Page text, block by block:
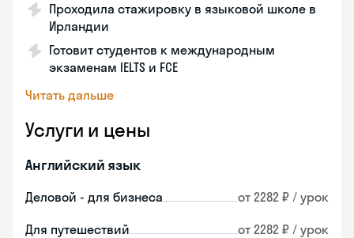
Проходила стажировку в языковой школе в
Ирландии
Готовит студентов к международным
экзаменам IELTS и FCE
Читать дальше
Услуги и цены
Английский язык
Деловой - для бизнеса от 2282 ₽ / урок
Для путешествий от 2282 ₽ / урок